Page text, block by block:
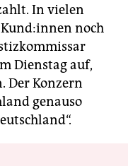
In vielen
noch
Dienstag auf,
Der Konzern
genauso